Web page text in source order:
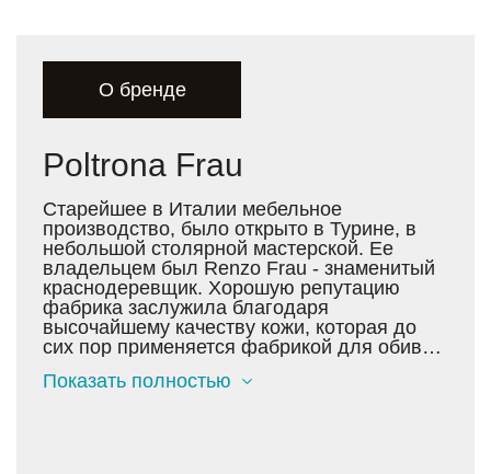
О бренде
Poltrona Frau
Старейшее в Италии мебельное
производство, было открыто в Турине, в
небольшой столярной мастерской. Ее
владельцем был Renzo Frau - знаменитый
краснодеревщик. Хорошую репутацию
фабрика заслужила благодаря
высочайшему качеству кожи, которая до
сих пор применяется фабрикой для обивки
Pelle Frau® Color System - это лучшее
Показать полностью